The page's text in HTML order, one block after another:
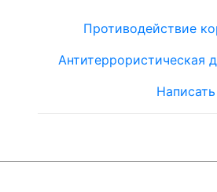
Противодействие
Антитеррористическая
Написать